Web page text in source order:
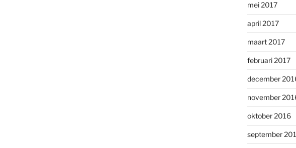
mei 2017
april 2017
maart 2017
februari 2017
december
november
oktober 2016
september